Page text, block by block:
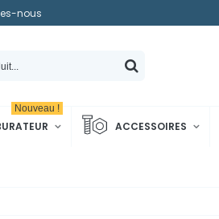
nous
Nouveau !
ACCESSOIRES